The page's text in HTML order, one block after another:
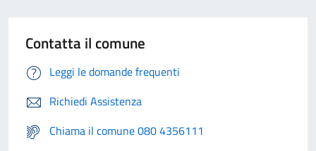
Contatta il comune
Leggi le domande frequenti
Richiedi Assistenza
Chiama il comune 080 4356111